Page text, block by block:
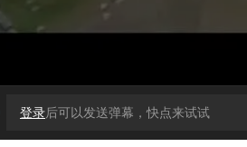
登录后可以发送弹幕，快点来试试